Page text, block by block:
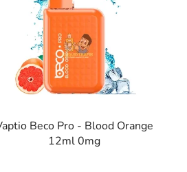
Beco Pro - Blood Orange
12ml 0mg